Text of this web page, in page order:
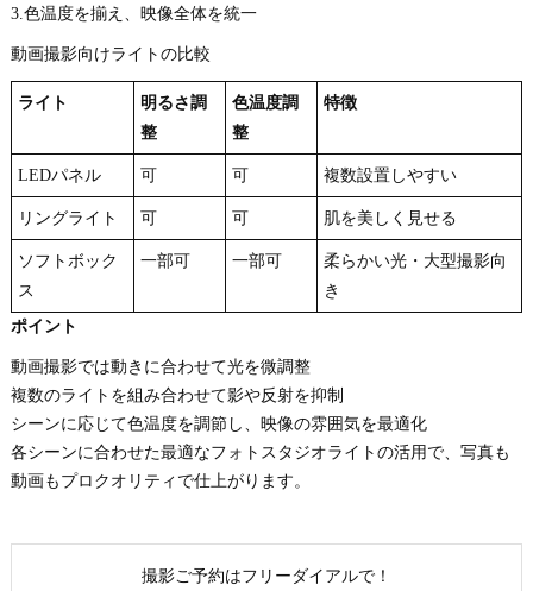
3.色温度を揃え、映像全体を統一
動画撮影向けライトの比較
ライト
明るさ調
整
色温度調
整
特徴
LEDパネル 可 可 複数設置しやすい
リングライト 可 可 肌を美しく見せる
ソフトボック
ス
一部可 一部可
柔らかい光・大型撮影向
き
ポイント
動画撮影では動きに合わせて光を微調整
複数のライトを組み合わせて影や反射を抑制
シーンに応じて色温度を調節し、映像の雰囲気を最適化
各シーンに合わせた最適なフォトスタジオライトの活用で、写真も
動画もプロクオリティで仕上がります。
撮影ご予約はフリーダイアルで！